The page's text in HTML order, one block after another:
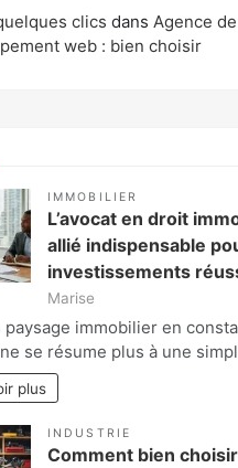
clics dans Agence de
web : bien choisir
IMMOBILIER
L’avocat en droit
allié indispensable
investissements
Marise
paysage immobilier en
se résume plus à une
plus
INDUSTRIE
Comment bien